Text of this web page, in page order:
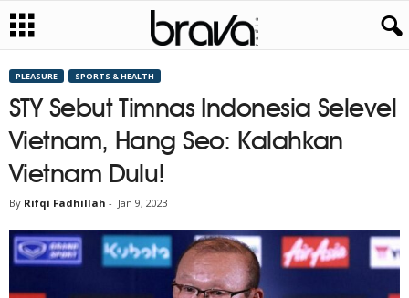
PLEASURE SPORTS & HEALTH
STY Sebut Timnas Indonesia Selevel
Vietnam, Hang Seo: Kalahkan
Vietnam Dulu!
By Rifqi Fadhillah - Jan 9, 2023